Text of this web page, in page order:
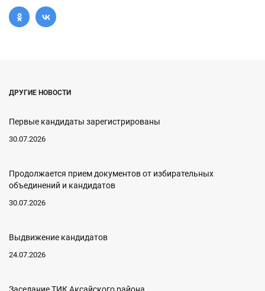
ДРУГИЕ НОВОСТИ
Первые кандидаты зарегистрированы
30.07.2026
Продолжается прием документов от избирательных
объединений и кандидатов
30.07.2026
Выдвижение кандидатов
24.07.2026